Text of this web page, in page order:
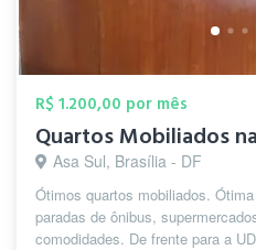
R$ 1.200,00 por mês
Quartos Mobiliados
Asa Sul, Brasília - DF
Ótimos quartos mobiliados.
paradas de ônibus,
comodidades. De frente para a